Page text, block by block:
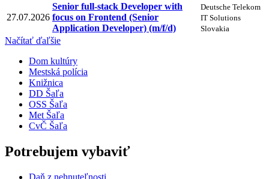
27.07.2026
Senior full-stack Developer with
focus on Frontend (Senior
Application Developer) (m/f/d)
Deutsche Telekom
IT Solutions
Slovakia
Načítať ďaľšie
Dom kultúry
Mestská polícia
Knižnica
DD Šaľa
OSS Šaľa
Met Šaľa
CvČ Šaľa
Potrebujem vybaviť
Daň z nehnuteľnosti